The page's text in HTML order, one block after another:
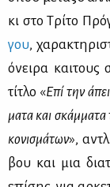
κι στο Τρί­το
γου,
όνει­ρα και­τους
τί­τλο «Επί την
μα­τα και
κο­νι­σμά­των»,
βου και μια